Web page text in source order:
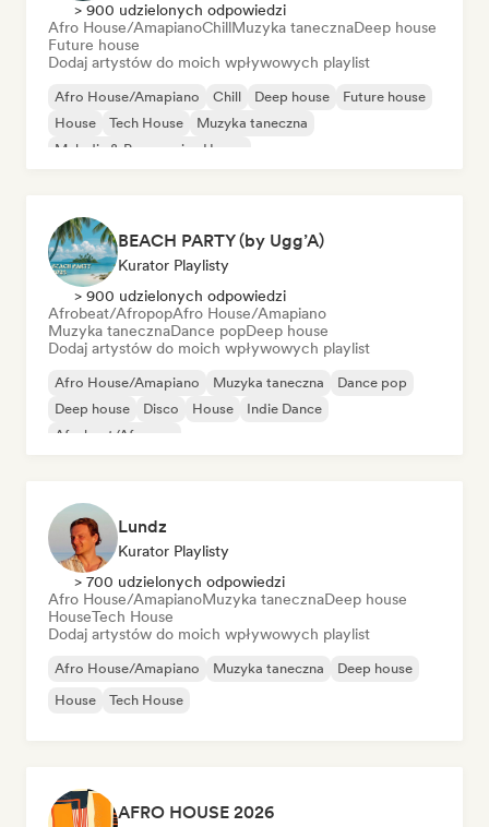
> 900 udzielonych odpowiedzi
Afro House/AmapianoChillMuzyka tanecznaDeep house
Future house
Dodaj artystów do moich wpływowych playlist
Afro House/Amapiano Chill Deep house
Future house
House
Tech House
Muzyka taneczna
Melodic & Progressive House
BEACH PARTY (by Ugg’A)
Kurator Playlisty
> 900 udzielonych odpowiedzi
Afrobeat/AfropopAfro House/Amapiano
Muzyka tanecznaDance popDeep house
Dodaj artystów do moich wpływowych playlist
Afro House/Amapiano Muzyka taneczna
Dance pop
Deep house
Disco House
Indie Dance
Afrobeat/Afropop
Lundz
Kurator Playlisty
> 700 udzielonych odpowiedzi
Afro House/AmapianoMuzyka tanecznaDeep house
HouseTech House
Dodaj artystów do moich wpływowych playlist
Afro House/Amapiano Muzyka taneczna
Deep house
House
Tech House
AFRO HOUSE 2026